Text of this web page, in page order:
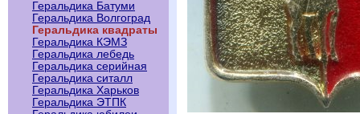
Геральдика Батуми
Геральдика Волгоград
Геральдика квадраты
Геральдика КЭМЗ
Геральдика лебедь
Геральдика серийная
Геральдика ситалл
Геральдика Харьков
Геральдика ЭТПК